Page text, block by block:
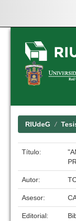
Skip
navigation
RIUdeG
Título:
Autor:
Asesor:
Editorial: